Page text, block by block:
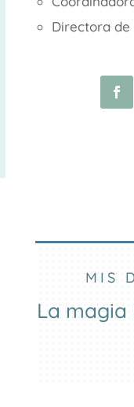
Directora de
MIS
La magia